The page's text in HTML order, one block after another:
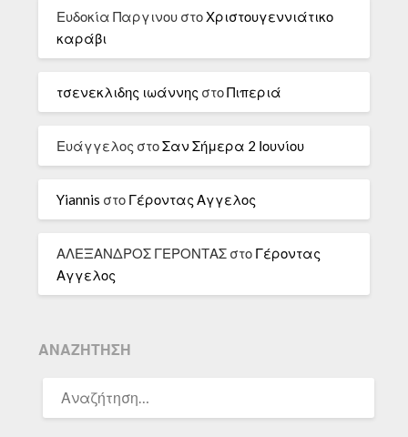
Ευδοκία Παργινου στοΧριστουγεννιάτικο
καράβι
τσενεκλιδης ιωάννης στοΠιπεριά
Ευάγγελος στοΣαν Σήμερα 2 Ιουνίου
Yiannis στο Γέροντας Αγγελος
ΑΛΕΞΑΝΔΡΟΣ ΓΕΡΟΝΤΑΣ στο Γέροντας
Αγγελος
ΑΝΑΖΉΤΗΣΗ
ΓΙΑ: